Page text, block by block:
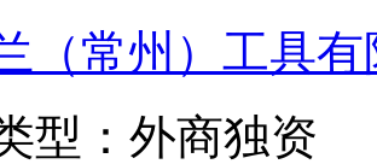
（常州）工具有
型： 外商独资